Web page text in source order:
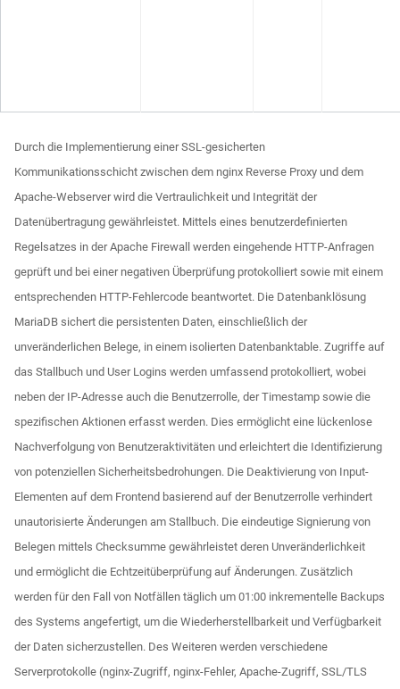
Durch die Implementierung einer SSL-gesicherten
Kommunikationsschicht zwischen dem nginx Reverse Proxy und dem
Apache-Webserver wird die Vertraulichkeit und Integrität der
Datenübertragung gewährleistet. Mittels eines benutzerdefinierten
Regelsatzes in der Apache Firewall werden eingehende HTTP-Anfragen
geprüft und bei einer negativen Überprüfung protokolliert sowie mit einem
entsprechenden HTTP-Fehlercode beantwortet. Die Datenbanklösung
MariaDB sichert die persistenten Daten, einschließlich der
unveränderlichen Belege, in einem isolierten Datenbanktable. Zugriffe auf
das Stallbuch und User Logins werden umfassend protokolliert, wobei
neben der IP-Adresse auch die Benutzerrolle, der Timestamp sowie die
spezifischen Aktionen erfasst werden. Dies ermöglicht eine lückenlose
Nachverfolgung von Benutzeraktivitäten und erleichtert die Identifizierung
von potenziellen Sicherheitsbedrohungen. Die Deaktivierung von Input-
Elementen auf dem Frontend basierend auf der Benutzerrolle verhindert
unautorisierte Änderungen am Stallbuch. Die eindeutige Signierung von
Belegen mittels Checksumme gewährleistet deren Unveränderlichkeit
und ermöglicht die Echtzeitüberprüfung auf Änderungen. Zusätzlich
werden für den Fall von Notfällen täglich um 01:00 inkrementelle Backups
des Systems angefertigt, um die Wiederherstellbarkeit und Verfügbarkeit
der Daten sicherzustellen. Des Weiteren werden verschiedene
Serverprotokolle (nginx-Zugriff, nginx-Fehler, Apache-Zugriff, SSL/TLS